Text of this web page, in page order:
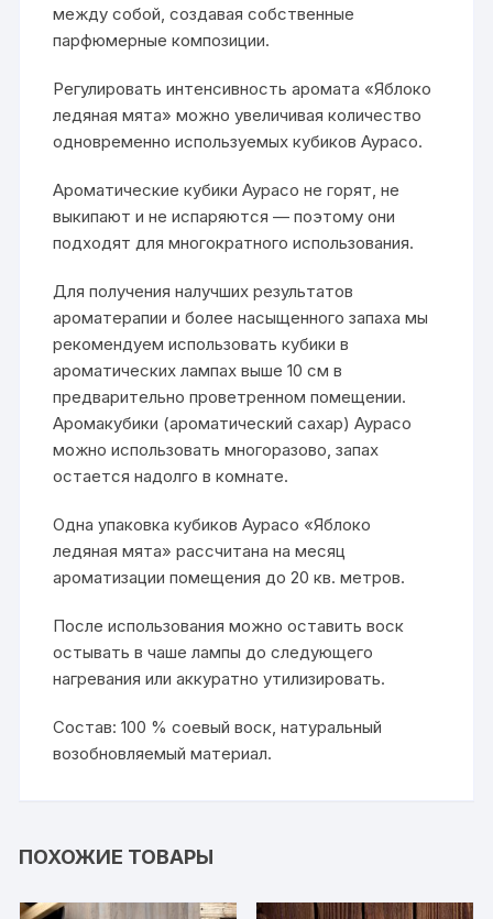
между собой, создавая собственные
парфюмерные композиции.
Регулировать интенсивность аромата «Яблоко
ледяная мята» можно увеличивая количество
одновременно используемых кубиков Аурасо.
Ароматические кубики Аурасо не горят, не
выкипают и не испаряются — поэтому они
подходят для многократного использования.
Для получения налучших результатов
ароматерапии и более насыщенного запаха мы
рекомендуем использовать кубики в
ароматических лампах выше 10 см в
предварительно проветренном помещении.
Аромакубики (ароматический сахар) Аурасо
можно использовать многоразово, запах
остается надолго в комнате.
Одна упаковка кубиков Аурасо «Яблоко
ледяная мята» рассчитана на месяц
ароматизации помещения до 20 кв. метров.
После использования можно оставить воск
остывать в чаше лампы до следующего
нагревания или аккуратно утилизировать.
Состав: 100 % соевый воск, натуральный
возобновляемый материал.
ПОХОЖИЕ ТОВАРЫ